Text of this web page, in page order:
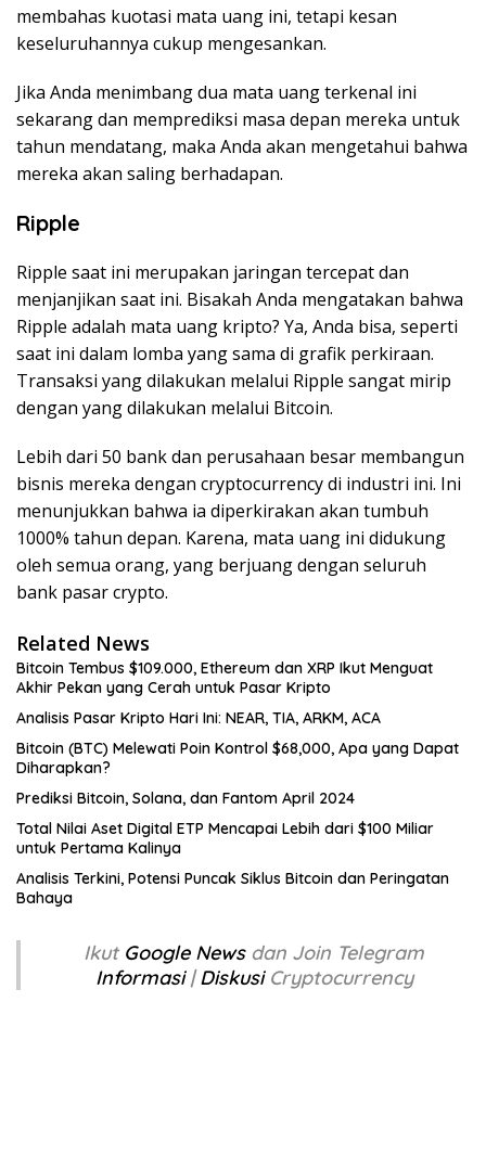
membahas kuotasi mata uang ini, tetapi kesan
keseluruhannya cukup mengesankan.
Jika Anda menimbang dua mata uang terkenal ini
sekarang dan memprediksi masa depan mereka untuk
tahun mendatang, maka Anda akan mengetahui bahwa
mereka akan saling berhadapan.
Ripple
Ripple saat ini merupakan jaringan tercepat dan
menjanjikan saat ini. Bisakah Anda mengatakan bahwa
Ripple adalah mata uang kripto? Ya, Anda bisa, seperti
saat ini dalam lomba yang sama di grafik perkiraan.
Transaksi yang dilakukan melalui Ripple sangat mirip
dengan yang dilakukan melalui Bitcoin.
Lebih dari 50 bank dan perusahaan besar membangun
bisnis mereka dengan cryptocurrency di industri ini. Ini
menunjukkan bahwa ia diperkirakan akan tumbuh
1000% tahun depan. Karena, mata uang ini didukung
oleh semua orang, yang berjuang dengan seluruh
bank pasar crypto.
Related News
Bitcoin Tembus $109.000, Ethereum dan XRP Ikut Menguat
Akhir Pekan yang Cerah untuk Pasar Kripto
Analisis Pasar Kripto Hari Ini: NEAR, TIA, ARKM, ACA
Bitcoin (BTC) Melewati Poin Kontrol $68,000, Apa yang Dapat
Diharapkan?
Prediksi Bitcoin, Solana, dan Fantom April 2024
Total Nilai Aset Digital ETP Mencapai Lebih dari $100 Miliar
untuk Pertama Kalinya
Analisis Terkini, Potensi Puncak Siklus Bitcoin dan Peringatan
Bahaya
Ikut Google News dan Join Telegram
Informasi|DiskusiCryptocurrency